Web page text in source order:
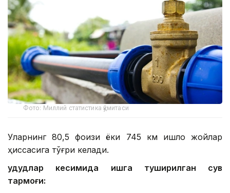
Фото: Миллий статистика қўмитаси
Уларнинг 80,5 фоизи ёки 745 км қишлоқ жойлар
ҳиссасига тўғри келади.
Ҳудудлар кесимида ишга туширилган сув
тармоғи: